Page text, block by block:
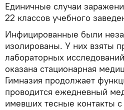
Единичные случаи
22 классов учебного
Инфицированные были
изолированы. У них взяты
лабораторных
оказана стационарная
Гимназия продолжает
проводится ежедневный
имевших тесные контакты